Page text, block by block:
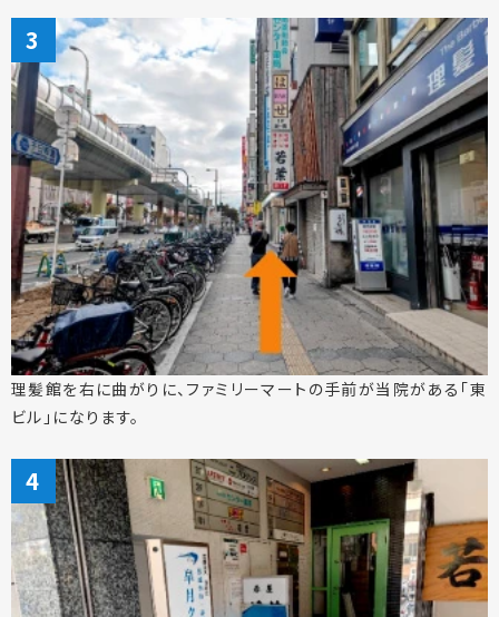
理髪館を右に曲がりに、ファミリーマートの手前が当院がある「東
ビル」になります。